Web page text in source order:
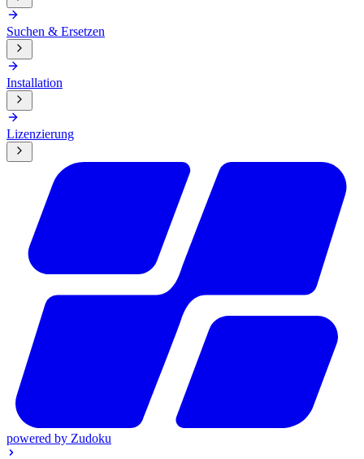
Suchen & Ersetzen
Installation
Lizenzierung
powered by Zudoku